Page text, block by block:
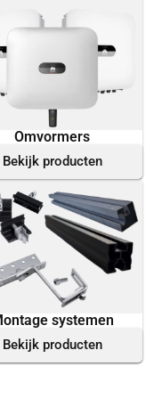
Omvormers
Bekijk producten
systemen
Bekijk producten